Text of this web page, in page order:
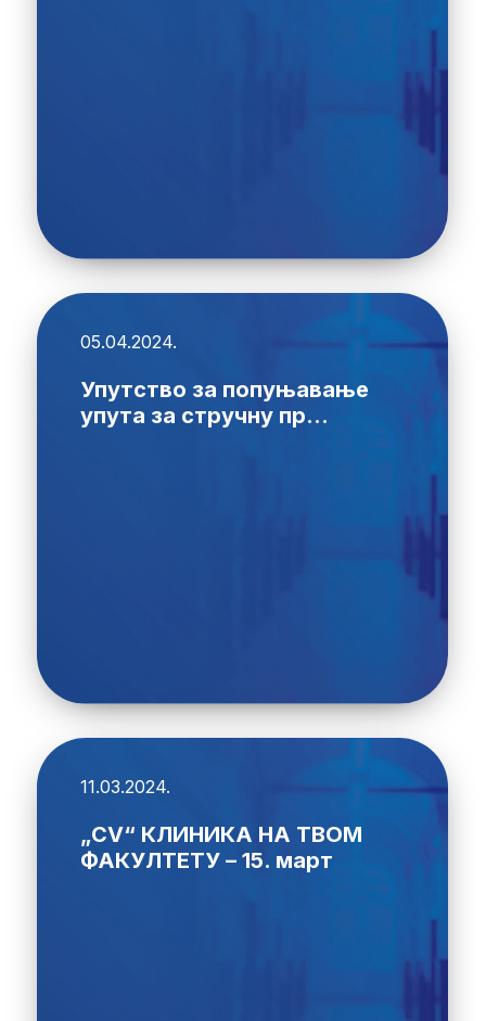
05.04.2024.
Упутство за попуњавање
упута за стручну пр...
11.03.2024.
„CV“ КЛИНИКА НА ТВОМ
ФАКУЛТЕТУ – 15. март